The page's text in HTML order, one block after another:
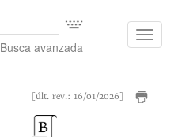
Busca avanzada
[últ. rev.: 16/01/2026]